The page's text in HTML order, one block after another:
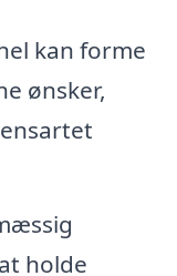
kan forme
ønsker,
holde